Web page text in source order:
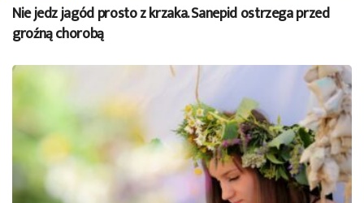
Nie jedz jagód prosto z krzaka. Sanepid ostrzega przed
groźną chorobą